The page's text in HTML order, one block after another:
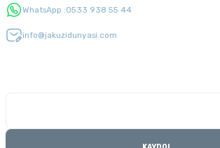
WhatsApp :0533 938 55 44
info@jakuzidunyasi.com